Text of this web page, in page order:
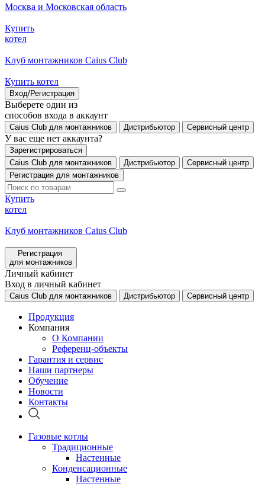
Москва и Московская область
Купить
котел
Клуб монтажников Caius Club
Купить котел
Вход/Регистрация
Выберете один из
способов входа в аккаунт
Caius Club для монтажников Дистрибьютор Сервисный центр
У вас еще нет аккаунта?
Зарегистрироваться
Caius Club для монтажников
Дистрибьютор
Сервисный центр
Регистрация для монтажников
Купить
котел
Клуб монтажников Caius Club
Регистрация
для монтажников
Личный кабинет
Вход в личный кабинет
Caius Club для монтажников Дистрибьютор Сервисный центр
Продукция
Компания
О Компании
Референц-объекты
Гарантия и сервис
Наши партнеры
Обучение
Новости
Контакты
Газовые котлы
Традиционные
Настенные
Конденсационные
Настенные